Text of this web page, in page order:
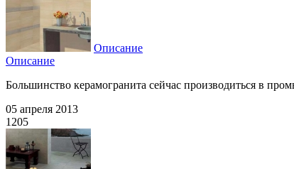
Описание
Описание
Большинство керамогранита сейчас производиться в
05 апреля 2013
1205